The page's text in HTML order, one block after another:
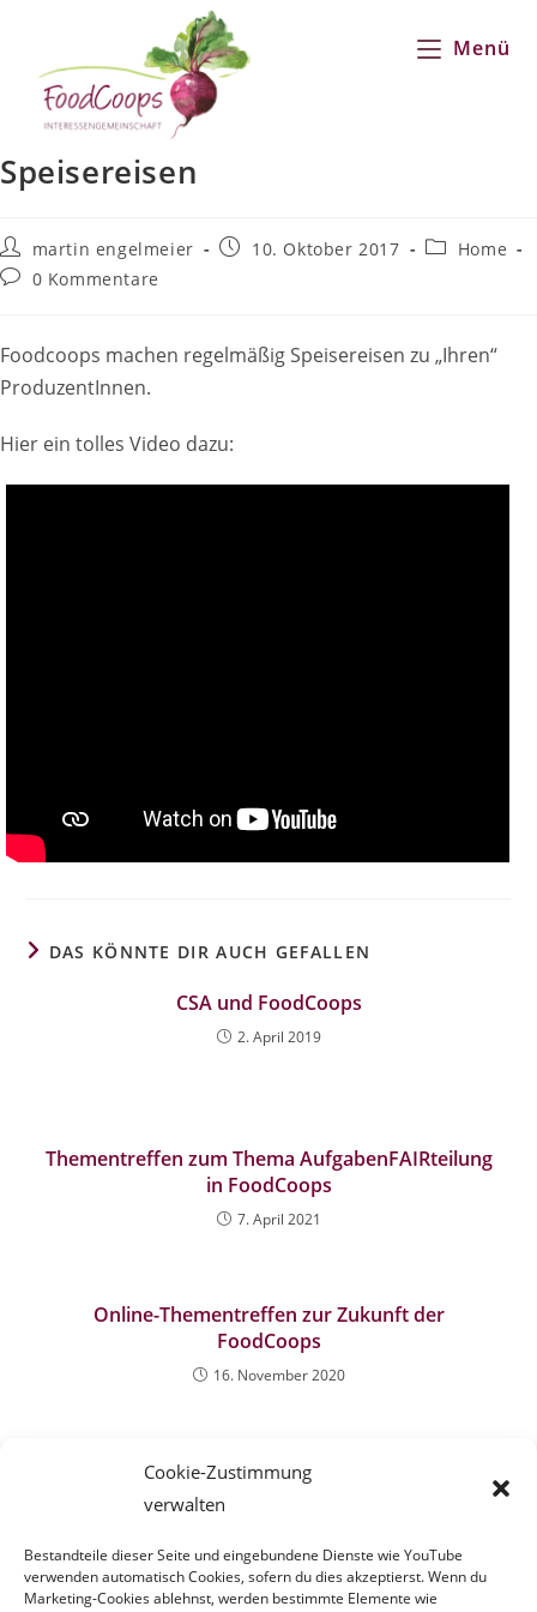
Cookie-Zustimmung
verwalten
Bestandteile dieser Seite und eingebundene Dienste wie YouTube
verwenden automatisch Cookies, sofern du dies akzeptierst. Wenn du
Marketing-Cookies ablehnst, werden bestimmte Elemente wie
springen
Menü
Speisereisen
Beitrags-
Autor:
martin engelmeier
Beitrag10. Oktober 2017
Beitrags-
Home
Beitrags-
0 Kommentare
Foodcoops machen regelmäßig Speisereisen zu „Ihren“
ProduzentInnen.
Hier ein tolles Video dazu:
DAS KÖNNTE DIR AUCH GEFALLEN
CSA und FoodCoops
2. April 2019
Thementreffen zum Thema AufgabenFAIRteilung
in FoodCoops
7. April 2021
Online-Thementreffen zur Zukunft der
FoodCoops
16. November 2020
Schreibe einen Kommentar
Du musstangemeldetsein, um einen Kommentar
abgeben zu können.